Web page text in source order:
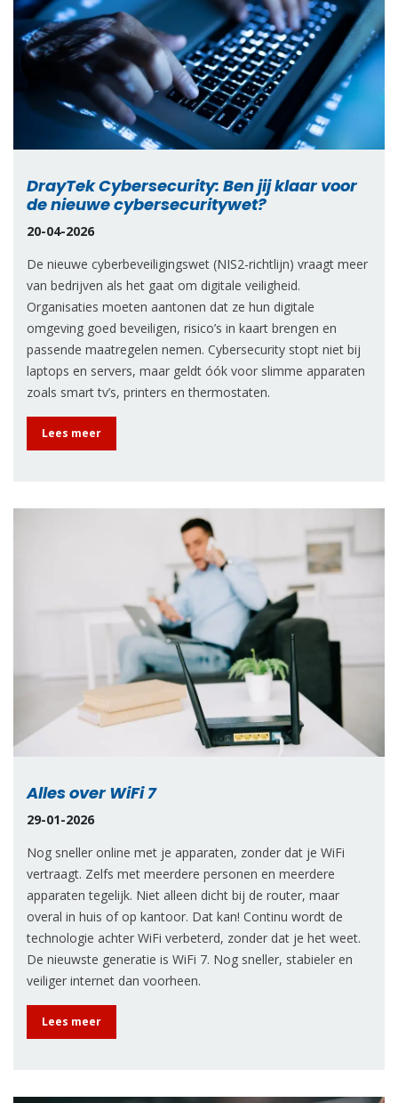
DrayTek Cybersecurity: Ben jij klaar voor
de nieuwe cybersecuritywet?
20-04-2026
De nieuwe cyberbeveiligingswet (NIS2-richtlijn) vraagt meer
van bedrijven als het gaat om digitale veiligheid.
Organisaties moeten aantonen dat ze hun digitale
omgeving goed beveiligen, risico’s in kaart brengen en
passende maatregelen nemen. Cybersecurity stopt niet bij
laptops en servers, maar geldt óók voor slimme apparaten
zoals smart tv’s, printers en thermostaten.
Lees meer
Alles over WiFi 7
29-01-2026
Nog sneller online met je apparaten, zonder dat je WiFi
vertraagt. Zelfs met meerdere personen en meerdere
apparaten tegelijk. Niet alleen dicht bij de router, maar
overal in huis of op kantoor. Dat kan! Continu wordt de
technologie achter WiFi verbeterd, zonder dat je het weet.
De nieuwste generatie is WiFi 7. Nog sneller, stabieler en
veiliger internet dan voorheen.
Lees meer